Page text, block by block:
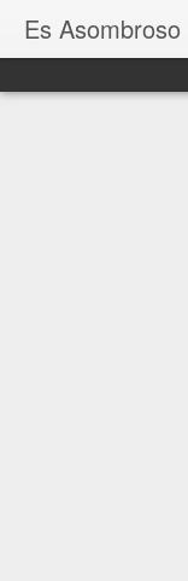
Es Asombroso